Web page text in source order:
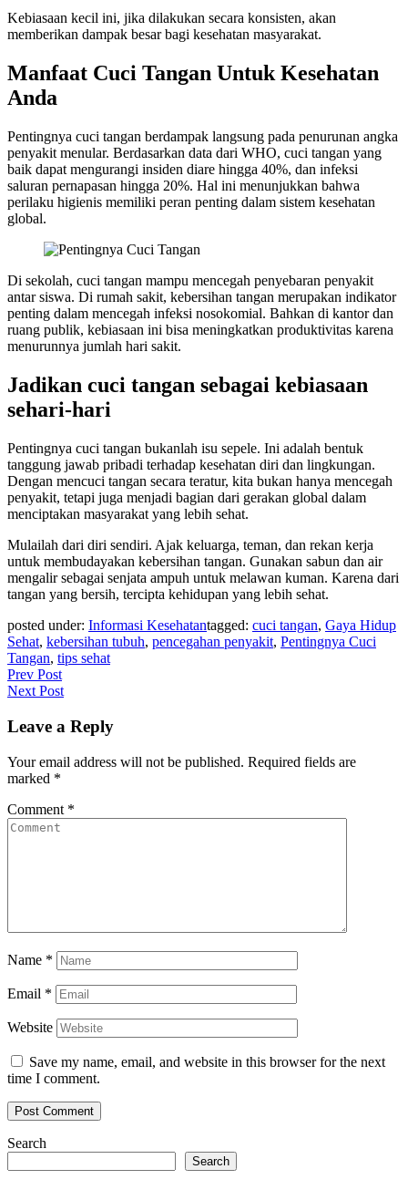
Kebiasaan kecil ini, jika dilakukan secara konsisten, akan
memberikan dampak besar bagi kesehatan masyarakat.
Manfaat Cuci Tangan Untuk Kesehatan
Anda
Pentingnya cuci tangan berdampak langsung pada penurunan angka
penyakit menular. Berdasarkan data dari WHO, cuci tangan yang
baik dapat mengurangi insiden diare hingga 40%, dan infeksi
saluran pernapasan hingga 20%. Hal ini menunjukkan bahwa
perilaku higienis memiliki peran penting dalam sistem kesehatan
global.
Di sekolah, cuci tangan mampu mencegah penyebaran penyakit
antar siswa. Di rumah sakit, kebersihan tangan merupakan indikator
penting dalam mencegah infeksi nosokomial. Bahkan di kantor dan
ruang publik, kebiasaan ini bisa meningkatkan produktivitas karena
menurunnya jumlah hari sakit.
Jadikan cuci tangan sebagai kebiasaan
sehari-hari
Pentingnya cuci tangan bukanlah isu sepele. Ini adalah bentuk
tanggung jawab pribadi terhadap kesehatan diri dan lingkungan.
Dengan mencuci tangan secara teratur, kita bukan hanya mencegah
penyakit, tetapi juga menjadi bagian dari gerakan global dalam
menciptakan masyarakat yang lebih sehat.
Mulailah dari diri sendiri. Ajak keluarga, teman, dan rekan kerja
untuk membudayakan kebersihan tangan. Gunakan sabun dan air
mengalir sebagai senjata ampuh untuk melawan kuman. Karena dari
tangan yang bersih, tercipta kehidupan yang lebih sehat.
posted under: Informasi Kesehatantagged: cuci tangan, Gaya Hidup
Sehat, kebersihan tubuh, pencegahan penyakit, Pentingnya Cuci
Tangan, tips sehat
Post
navigation
Prev Post
Next Post
Leave a Reply
Your email address will not be published. Required fields are
marked *
Comment *
Name *
Email *
Website
Save my name, email, and website in this browser for the next
time I comment.
Search
Search